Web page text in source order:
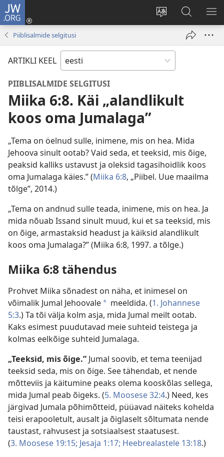
JW.ORG
Muuda
veebisaidi
Logi
sisse
akna)
Otsi
saidilt
JW.ORG
Piiblisalmide selgitusi
ARTIKLI KEEL
PIIBLISALMIDE SELGITUSI
Miika 6:8. Käi „alandlikult
koos oma Jumalaga”
„Tema on öelnud sulle, inimene, mis on hea. Mida
Jehoova sinult ootab? Vaid seda, et teeksid, mis õige,
peaksid kalliks ustavust ja oleksid tagasihoidlik koos
oma Jumalaga käies.” (Miika 6:8, „Piibel. Uue maailma
tõlge”, 2014.)
„Tema on andnud sulle teada, inimene, mis on hea. Ja
mida nõuab Issand sinult muud, kui et sa teeksid, mis
on õige, armastaksid headust ja käiksid alandlikult
koos oma Jumalaga?” (Miika 6:8, 1997. a tõlge.)
Miika 6:8 tähendus
Prohvet Miika sõnadest on näha, et inimesel on
võimalik Jumal Jehoovale a meeldida. (1. Johannese
5:3.) Ta tõi välja kolm asja, mida Jumal meilt ootab.
Kaks esimest puudutavad meie suhteid teistega ja
kolmas eelkõige suhteid Jumalaga.
„Teeksid, mis õige.” Jumal soovib, et tema teenijad
teeksid seda, mis on õige. See tähendab, et nende
mõtteviis ja käitumine peaks olema kooskõlas sellega,
mida Jumal peab õigeks. (5. Moosese 32:4.) Need, kes
järgivad Jumala põhimõtteid, püüavad näiteks kohelda
teisi erapooletult, ausalt ja õiglaselt sõltumata nende
taustast, rahvusest ja sotsiaalsest staatusest.
(3. Moosese 19:15; Jesaja 1:17; Heebrealastele 13:18.)